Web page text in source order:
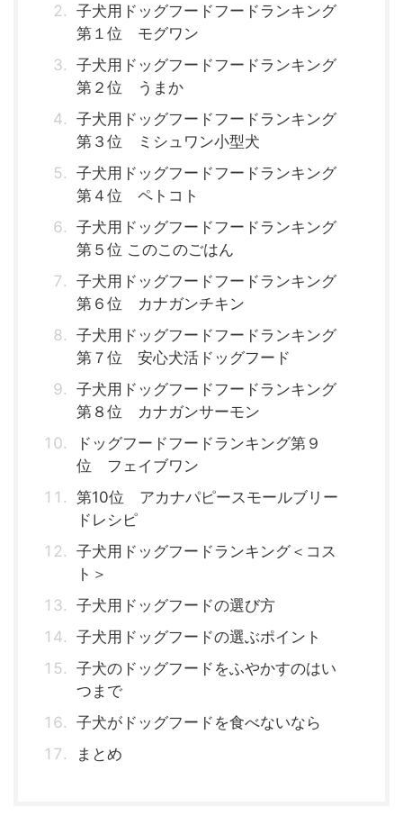
子犬用ドッグフードフードランキング
第１位 モグワン
子犬用ドッグフードフードランキング
第２位 うまか
子犬用ドッグフードフードランキング
第３位 ミシュワン小型犬
子犬用ドッグフードフードランキング
第４位 ペトコト
子犬用ドッグフードフードランキング
第５位 このこのごはん
子犬用ドッグフードフードランキング
第６位 カナガンチキン
子犬用ドッグフードフードランキング
第７位 安心犬活ドッグフード
子犬用ドッグフードフードランキング
第８位 カナガンサーモン
ドッグフードフードランキング第９
位 フェイブワン
第10位 アカナパピースモールブリー
ドレシピ
子犬用ドッグフードランキング＜コス
ト＞
子犬用ドッグフードの選び方
子犬用ドッグフードの選ぶポイント
子犬のドッグフードをふやかすのはい
つまで
子犬がドッグフードを食べないなら
まとめ